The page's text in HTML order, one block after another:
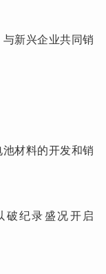
新兴企业共同销
材料的开发和销
破纪录盛况开启